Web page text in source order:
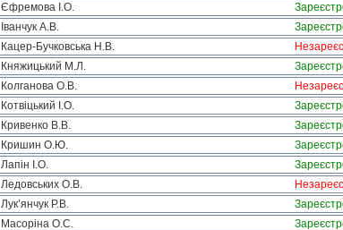
Єфремова І.О.
Іванчук А.В.
Кацер-Бучковська Н.В.
Княжицький М.Л.
Колганова О.В.
Котвіцький І.О.
Кривенко В.В.
Кришин О.Ю.
Лапін І.О.
Ледовських О.В.
Лук’янчук Р.В.
Масоріна О.С.